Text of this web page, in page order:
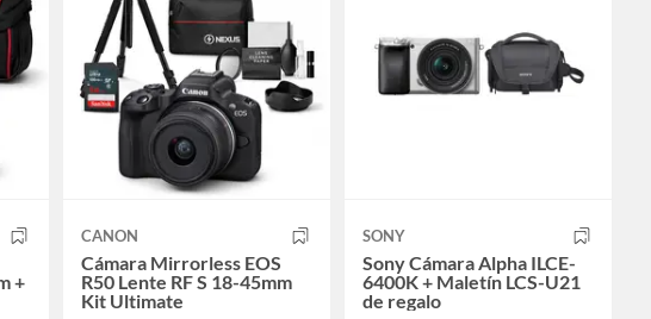
CANON
Cámara Mirrorless EOS
R50 Lente RF S 18-45mm
Kit Ultimate
SONY
Sony Cámara Alpha ILCE-
6400K + Maletín LCS-U21
de regalo